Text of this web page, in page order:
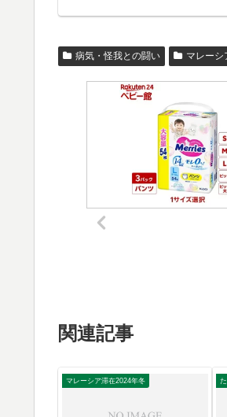
病気・怪我との闘い マレーシ
関連記事
マレーシア滞在2024年冬